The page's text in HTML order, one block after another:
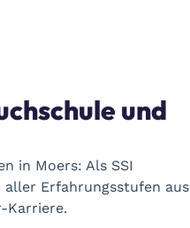
und
in Moers: Als SSI
Erfahrungsstufen aus
Karriere.